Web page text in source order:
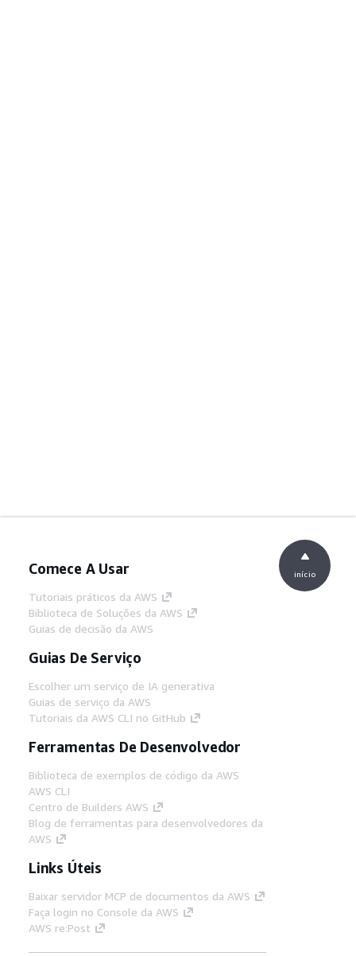
Comece A Usar
Tutoriais práticos da AWS
Biblioteca de Soluções da AWS
Guias de decisão da AWS
Guias De Serviço
Escolher um serviço de IA generativa
Guias de serviço da AWS
Tutoriais da AWS CLI no GitHub
Ferramentas De Desenvolvedor
Biblioteca de exemplos de código da AWS
AWS CLI
Centro de Builders AWS
Blog de ferramentas para desenvolvedores da
AWS
Links Úteis
Baixar servidor MCP de documentos da AWS
Faça login no Console da AWS
AWS re:Post
início